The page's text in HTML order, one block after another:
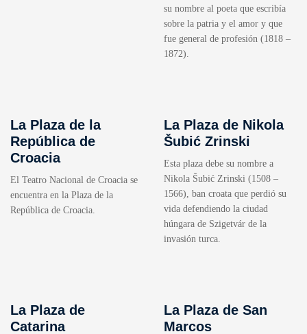
su nombre al poeta que escribía
sobre la patria y el amor y que
fue general de profesión (1818 –
1872).
La Plaza de la
República de
Croacia
El Teatro Nacional de Croacia se
encuentra en la Plaza de la
República de Croacia.
La Plaza de Nikola
Šubić Zrinski
Esta plaza debe su nombre a
Nikola Šubić Zrinski (1508 –
1566), ban croata que perdió su
vida defendiendo la ciudad
húngara de Szigetvár de la
invasión turca.
La Plaza de
Catarina
La Plaza de San
Marcos